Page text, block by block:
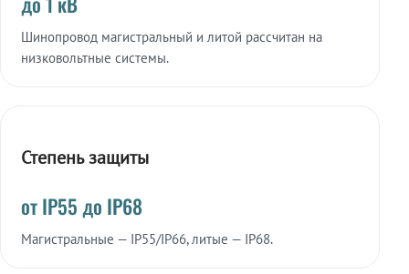
Шинопровод магистральный и литой рассчитан на
низковольтные системы.
Степень защиты
от IP55 до IP68
Магистральные — IP55/IP66, литые — IP68.